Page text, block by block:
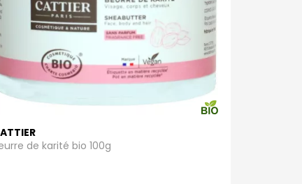
de karité bio 100g